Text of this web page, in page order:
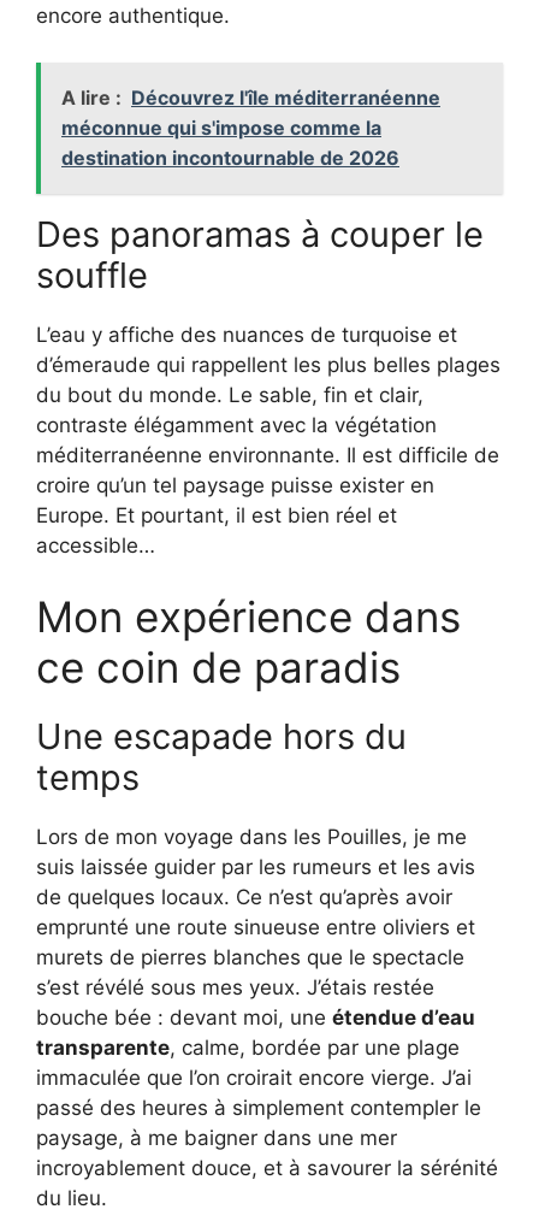
encore authentique.
A lire : Découvrez l'île méditerranéenne
méconnue qui s'impose comme la
destination incontournable de 2026
Des panoramas à couper le
souffle
L’eau y affiche des nuances de turquoise et
d’émeraude qui rappellent les plus belles plages
du bout du monde. Le sable, fin et clair,
contraste élégamment avec la végétation
méditerranéenne environnante. Il est difficile de
croire qu’un tel paysage puisse exister en
Europe. Et pourtant, il est bien réel et
accessible…
Mon expérience dans
ce coin de paradis
Une escapade hors du
temps
Lors de mon voyage dans les Pouilles, je me
suis laissée guider par les rumeurs et les avis
de quelques locaux. Ce n’est qu’après avoir
emprunté une route sinueuse entre oliviers et
murets de pierres blanches que le spectacle
s’est révélé sous mes yeux. J’étais restée
bouche bée : devant moi, une étendue d’eau
transparente, calme, bordée par une plage
immaculée que l’on croirait encore vierge. J’ai
passé des heures à simplement contempler le
paysage, à me baigner dans une mer
incroyablement douce, et à savourer la sérénité
du lieu.